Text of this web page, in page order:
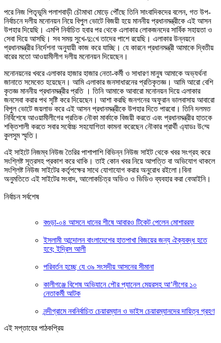
পরে নিজ পিতৃভূমি পলাশবাড়ী চৌমাথা মোড়ে পৌঁছে তিনি সাংবাদিকদের বলেন, গত উপ-
নির্বাচনে দলীয় মনোনয়ন নিয়ে বিপুল ভোটে বিজয়ী হয়ে মাননীয় প্রধানমন্ত্রীকে এই আসন
উপহার দিয়েছি। এমপি নির্বাচিত হবার পর থেকে এলাকার লোকজনদের সার্বিক সহায়তা ও
সেবা দিয়ে আসছি। সব সময় সুখে-দু:খে তাদের পাশে রয়েছি। এলাকার উন্নয়নে
প্রধানমন্ত্রীর নির্দেশনা অনুযায়ী কাজ করে যাচ্ছি। যে কারনে প্রধানমন্ত্রী আমাকে দ্বিতীয়
বারের মতো আওয়ামীলীগ দলীয় মনোনয়ন দিয়েছেন।
মনোনয়নের খবরে এলাকার হাজার হাজার নেতা-কর্মী ও সাধারণ মানুষ আমাকে অভ্যর্থনা
জানাতে সমেবেত হয়েছেন। আমি এলাকার জনসাধারনের প্রতিকৃতজ্ঞ। আমি আরো বেশি
কৃতজ্ঞ মাননীয় প্রধানমন্ত্রীর প্রতি । তিনি আমাকে আবারো মনোনয়ন দিয়ে এলাকার
জনসেবা করার পথ সৃষ্টি করে দিয়েছেন। আশা করছি জনগনের অফুরান ভালবাসায় আবারো
বিপুল ভোটে জয়লাভ করে এই আসন প্রধানমন্ত্রীকে উপহার দিতে পারবো। তিনি দলমত
নির্বিশেষে আওয়ামীলীগের প্রতিক নৌকা মার্কাকে বিজয়ী করতে এবং প্রধানমন্ত্রীর হাতকে
শক্তিশালী করতে সবার সর্বোচ্চ সহযোগিতা কামনা করেছেন নৌকার প্রার্থী এ‌্যাডঃ উ‌ম্মে
কুলসুম স্মৃ‌তি।
এই সাইটে নিজম্ব নিউজ তৈরির পাশাপাশি বিভিন্ন নিউজ সাইট থেকে খবর সংগ্রহ করে
সংশ্লিষ্ট সূত্রসহ প্রকাশ করে থাকি। তাই কোন খবর নিয়ে আপত্তি বা অভিযোগ থাকলে
সংশ্লিষ্ট নিউজ সাইটের কর্তৃপক্ষের সাথে যোগাযোগ করার অনুরোধ রইলো।বিনা
অনুমতিতে এই সাইটের সংবাদ, আলোকচিত্র অডিও ও ভিডিও ব্যবহার করা বেআইনি।
নির্বাচন সর্বশেষ
বগুড়া-০৪ আসনে ধানের শীষে আবারও টিকেট পেলেন মোশাররফ
ইসলামী আন্দোলন বাংলাদেশের হাতপাখা বিজয়ের জন্য ঐক্যবদ্ধ হতে
হবে; ইদ্রিস আলী
পরিবর্তন হচ্ছে যে ৩৯ সংসদীয় আসনের সীমানা
কালীগঞ্জে বিশেষ অভিযানে পৌর প্যানেল মেয়রসহ আ’লীগের ১০
নেতাকর্মী আটক
নন্দীগ্রামে নবনির্বাচিত চেয়ারম্যান ও ভাইস চেয়ারম্যানদের দায়িত্ব গ্রহণ
এই সপ্তাহের পাঠকপ্রিয়